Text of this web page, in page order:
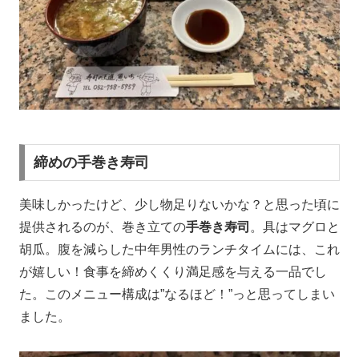
締めの手巻き寿司
美味しかったけど、少し物足りないかな？と思った頃に
提供されるのが、巻き立ての手巻き寿司 。具はマグロと
胡瓜。腹を減らした中年男性のランチタイムには、これ
が嬉しい！食事を締めくくり満足感を与える一品でし
た。このメニュー構成は”なるほど！”っと思ってしまい
ました。